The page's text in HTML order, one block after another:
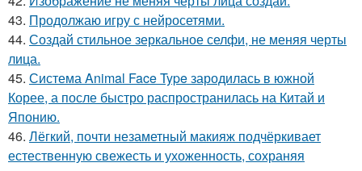
43. Продолжаю игру с нейросетями.
44. Создай стильное зеркальное селфи, не меняя черты
лица.
45. Система Animal Face Type зародилась в южной
Корее, а после быстро распространилась на Китай и
Японию.
46. Лёгкий, почти незаметный макияж подчёркивает
естественную свежесть и ухоженность, сохраняя